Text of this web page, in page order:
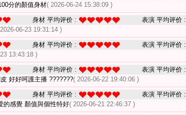
分的顏值身材( 2026-06-24 15:38:09 )
身材 平均评价 : 表演 平均评价 :
06-23 19:31:14 )
身材 平均评价 : 表演 平均评价 :
13:43:18 )
身材 平均评价 : 表演 平均评价 :
好好呵護主播 ???????( 2026-06-22 19:40:06 )
身材 平均评价 : 表演 平均评价 :
的感覺 顏值與個性特好( 2026-06-21 22:46:37 )